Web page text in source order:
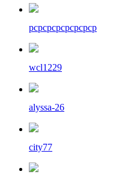
pcpcpcpcpcpcpcp
wcl1229
alyssa-26
city77